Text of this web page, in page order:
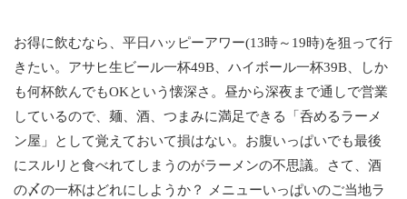
お得に飲むなら、平日ハッピーアワー(13時～19時)を狙って行
きたい。アサヒ生ビール一杯49B、ハイボール一杯39B、しか
も何杯飲んでもOKという懐深さ。昼から深夜まで通しで営業
しているので、麺、酒、つまみに満足できる「呑めるラーメ
ン屋」として覚えておいて損はない。お腹いっぱいでも最後
にスルリと食べれてしまうのがラーメンの不思議。さて、酒
の〆の一杯はどれにしようか？ メニューいっぱいのご当地ラ